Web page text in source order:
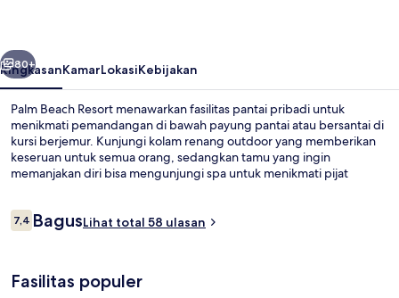
Berikutnya
80+
RingkasanKamarLokasiKebijakan
Palm Beach Resort menawarkan fasilitas pantai pribadi untuk
menikmati pemandangan di bawah payung pantai atau bersantai di
kursi berjemur. Kunjungi kolam renang outdoor yang memberikan
keseruan untuk semua orang, sedangkan tamu yang ingin
memanjakan diri bisa mengunjungi spa untuk menikmati pijat
minuman dingin di bar/lounge. Fasilitas seperti bar tepi kolam
Ulasan
7,47,4 dari 10
BagusLihat total 58 ulasan
Fasilitas populer